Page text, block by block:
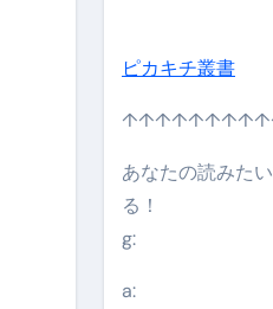
月3日】 #bitcoin #全財産 #
ピカキチ叢書
あなたの読みた
る！
g:
a: